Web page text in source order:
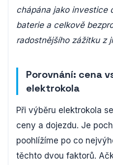
chápána jako investice
baterie a celkově
radostnějšího zážitku z
Porovnání: cena
elektrokola
Při výběru elektrokola
ceny a dojezdu. Je
poohlížíme po co
těchto dvou faktorů.